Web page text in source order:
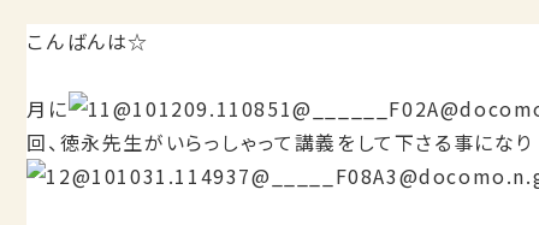
こんばんは☆
月に
回、徳永先生がいらっしゃって講義をして下さる事になり